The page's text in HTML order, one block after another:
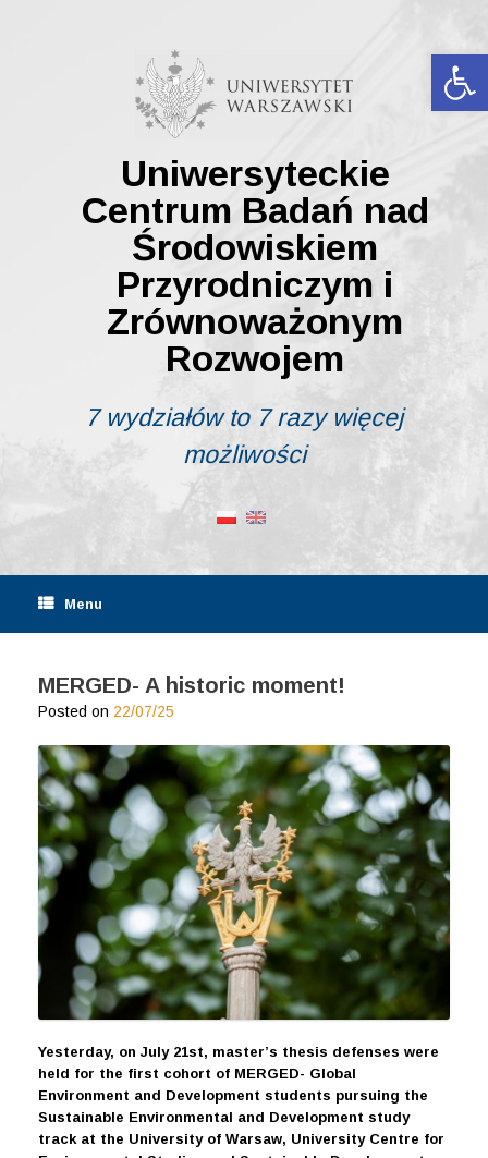
Uniwersyteckie
Centrum Badań nad
Środowiskiem
Przyrodniczym i
Zrównoważonym
Rozwojem
7 wydziałów to 7 razy więcej
możliwości
Menu
MERGED- A historic moment!
Posted on 22/07/25
Yesterday, on July 21st, master’s thesis defenses were
held for the first cohort of MERGED- Global
Environment and Development students pursuing the
Sustainable Environmental and Development study
track at the University of Warsaw, University Centre for